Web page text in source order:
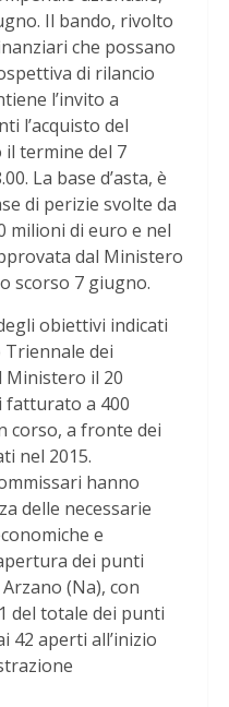
Il bando, rivolto
che possano
di rilancio
l’invito a
l’acquisto del
termine del 7
La base d’asta, è
di perizie svolte da
milioni di euro e nel
dal Ministero
scorso 7 giugno.
obiettivi indicati
Triennale dei
Ministero il 20
fatturato a 400
corso, a fronte dei
nel 2015.
hanno
delle necessarie
e
dei punti
(Na), con
del totale dei punti
42 aperti all’inizio